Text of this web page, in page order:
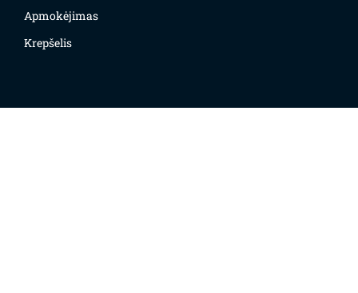
Apmokėjimas
Krepšelis